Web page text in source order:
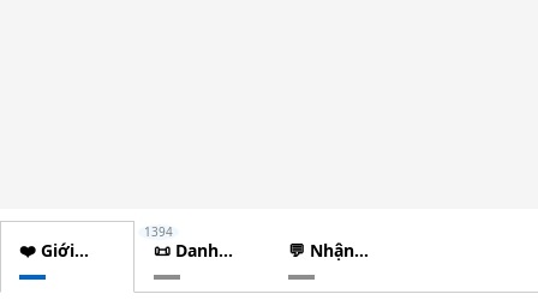
❤️ Giới
thiệu
📜 Danh
sách
chương
1394
💬 Nhận
xét